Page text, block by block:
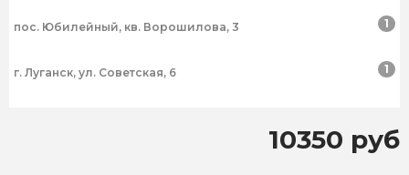
пос. Юбилейный, кв. Ворошилова, 3 1
г. Луганск, ул. Советская, 6 1
10350 руб